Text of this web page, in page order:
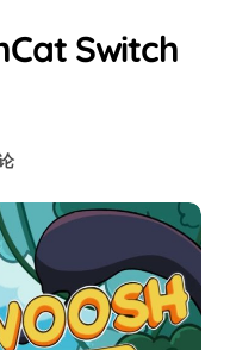
Switch